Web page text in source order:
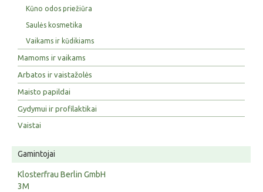
Kūno odos priežiūra
Saulės kosmetika
Vaikams ir kūdikiams
Mamoms ir vaikams
Arbatos ir vaistažolės
Maisto papildai
Gydymui ir profilaktikai
Vaistai
Gamintojai
Klosterfrau Berlin GmbH
3M